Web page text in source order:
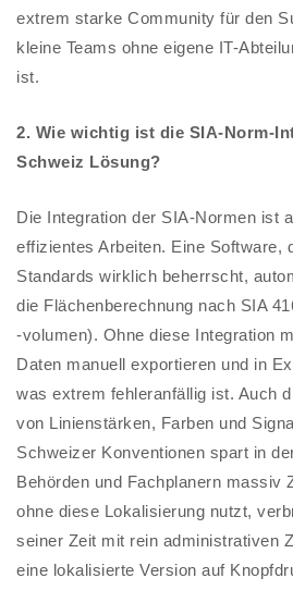
extrem starke Community für den
kleine Teams ohne eigene IT-
ist.
2. Wie wichtig ist die SIA-Norm-
Schweiz Lösung?
Die Integration der SIA-Normen ist
effizientes Arbeiten. Eine Software,
Standards wirklich beherrscht,
die Flächenberechnung nach SIA
-volumen). Ohne diese Integration
Daten manuell exportieren und in
was extrem fehleranfällig ist. Auch
von Linienstärken, Farben und
Schweizer Konventionen spart in
Behörden und Fachplanern massiv
ohne diese Lokalisierung nutzt,
seiner Zeit mit rein administrativen
eine lokalisierte Version auf